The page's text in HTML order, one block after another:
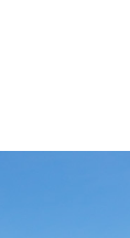
ESC for at lukke